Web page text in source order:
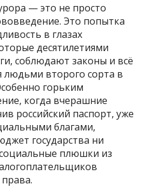
— это не просто
Это попытка
в глазах
десятилетиями
соблюдают законы и всё
людьми второго сорта в
горьким
когда вчерашние
российский паспорт, уже
благами,
государства ни
плюшки из